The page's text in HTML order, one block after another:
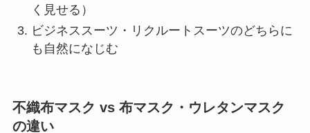
く見せる）
ビジネススーツ・リクルートスーツのどちらに
も自然になじむ
不織布マスク vs 布マスク・ウレタンマスク
の違い